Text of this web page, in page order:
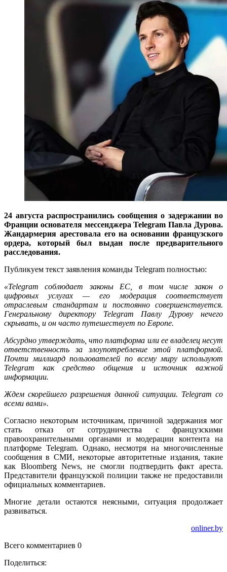
24 августа распространились сообщения о задержании во
Франции основателя мессенджера Telegram Павла Дурова.
Жандармерия арестовала его на основании французского
ордера, который был выдан после предварительного
расследования.
Публикуем текст заявления команды Telegram полностью:
«Telegram соблюдает законы ЕС, в том числе закон о
цифровых услугах — его модерация соответствует
отраслевым стандартам и постоянно совершенствуется.
Генеральному директору Telegram Павлу Дурову нечего
скрывать, и он часто путешествует по Европе.
Абсурдно утверждать, что платформа или ее владелец несут
ответственность за злоупотребление этой платформой.
Почти миллиард пользователей по всему миру используют
Telegram как средство общения и источник важной
информации.
Ждем скорейшего разрешения данной ситуации. Telegram со
всеми вами».
Согласно некоторым источникам, причиной задержания мог
стать отказ от сотрудничества с французскими
правоохранительными органами и модерации контента на
платформе Telegram. Однако, несмотря на многочисленные
сообщения в СМИ, некоторые авторитетные издания, такие
как Bloomberg News, не смогли подтвердить факт ареста.
Представители французской полиции также не предоставили
официальных комментариев.
Многие детали остаются неясными, ситуация продолжает
развиваться.
onliner.by
Всего комментариев 0
Поделиться: